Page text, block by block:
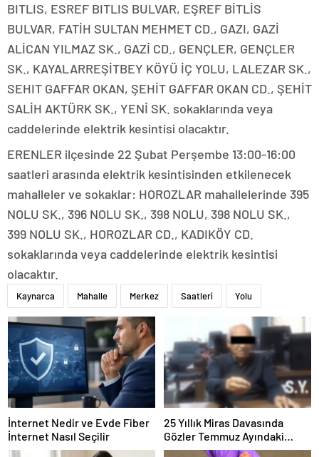
BITLIS, ESREF BITLIS BULVAR, EŞREF BİTLİS
BULVAR, FATİH SULTAN MEHMET CD., GAZI, GAZİ
ALİCAN YILMAZ SK., GAZİ CD., GENÇLER, GENÇLER
SK., KAYALARREŞİTBEY KÖYÜ İÇ YOLU, LALEZAR SK.,
SEHIT GAFFAR OKAN, ŞEHİT GAFFAR OKAN CD., ŞEHİT
SALİH AKTÜRK SK., YENİ SK. sokaklarında veya
caddelerinde elektrik kesintisi olacaktır.
ERENLER ilçesinde 22 Şubat Perşembe 13:00-16:00
saatleri arasında elektrik kesintisinden etkilenecek
mahalleler ve sokaklar: HOROZLAR mahallelerinde 395
NOLU SK., 396 NOLU SK., 398 NOLU, 398 NOLU SK.,
399 NOLU SK., HOROZLAR CD., KADIKÖY CD.
sokaklarında veya caddelerinde elektrik kesintisi
olacaktır.
Kaynarca Mahalle Merkez Saatleri Yolu
İnternet Nedir ve Evde Fiber
İnternet Nasıl Seçilir
25 Yıllık Miras Davasında
Gözler Temmuz Ayındaki
Karar Duruşmasına Çevrildi